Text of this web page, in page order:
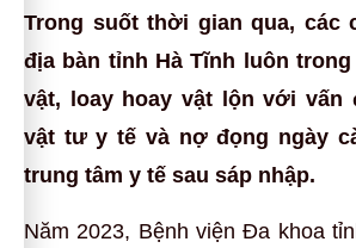
Trong suốt thời gian qua, các
địa bàn tỉnh Hà Tĩnh luôn
vật, loay hoay vật lộn với vấn
vật tư y tế và nợ đọng ngày
trung tâm y tế sau sáp nhập.
Năm 2023, Bệnh viện Đa khoa